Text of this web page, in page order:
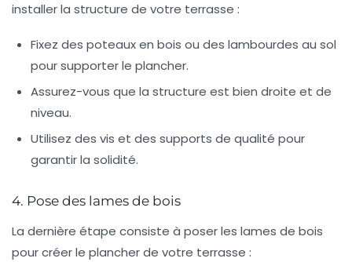
installer la structure de votre terrasse :
Fixez des poteaux en bois ou des lambourdes au sol
pour supporter le plancher.
Assurez-vous que la structure est bien droite et de
niveau.
Utilisez des vis et des supports de qualité pour
garantir la solidité.
4. Pose des lames de bois
La dernière étape consiste à poser les lames de bois
pour créer le plancher de votre terrasse :